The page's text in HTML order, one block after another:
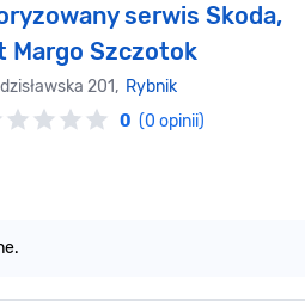
serwis Skoda,
Margo Szczotok
201, Rybnik
0 (0 opinii)